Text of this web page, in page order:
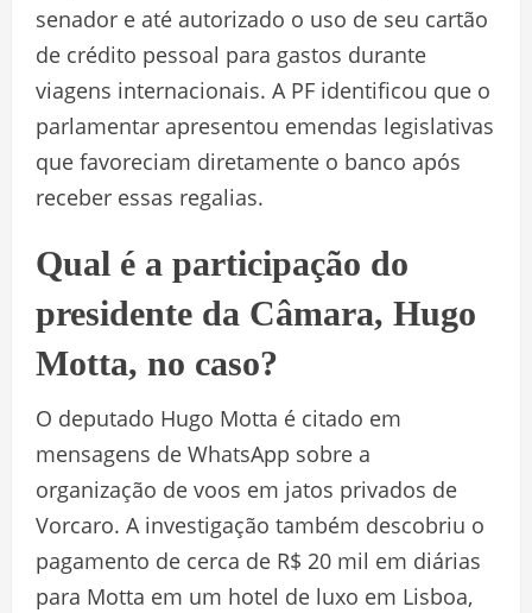
senador e até autorizado o uso de seu cartão
de crédito pessoal para gastos durante
viagens internacionais. A PF identificou que o
parlamentar apresentou emendas legislativas
que favoreciam diretamente o banco após
receber essas regalias.
Qual é a participação do
presidente da Câmara, Hugo
Motta, no caso?
O deputado Hugo Motta é citado em
mensagens de WhatsApp sobre a
organização de voos em jatos privados de
Vorcaro. A investigação também descobriu o
pagamento de cerca de R$ 20 mil em diárias
para Motta em um hotel de luxo em Lisboa,